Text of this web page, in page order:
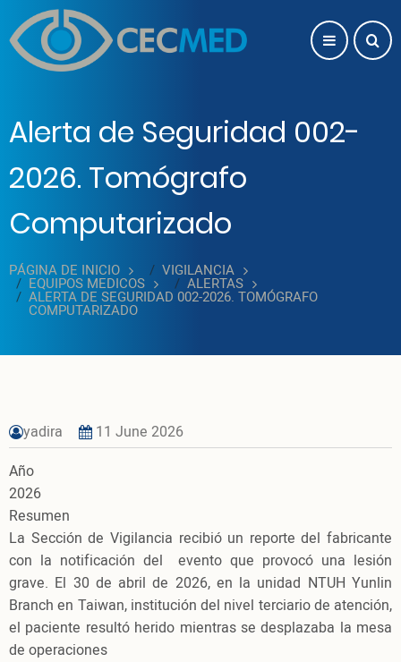
Pasar al contenido principal
Alerta de Seguridad 002-
2026. Tomógrafo
Computarizado
PÁGINA DE INICIO VIGILANCIA
EQUIPOS MEDICOS ALERTAS
ALERTA DE SEGURIDAD 002-2026. TOMÓGRAFO
COMPUTARIZADO
yadira
11 June 2026
Año
2026
Resumen
La Sección de Vigilancia recibió un reporte del fabricante
con la notificación del evento que provocó una lesión
grave. El 30 de abril de 2026, en la unidad NTUH Yunlin
Branch en Taiwan, institución del nivel terciario de atención,
el paciente resultó herido mientras se desplazaba la mesa
de operaciones